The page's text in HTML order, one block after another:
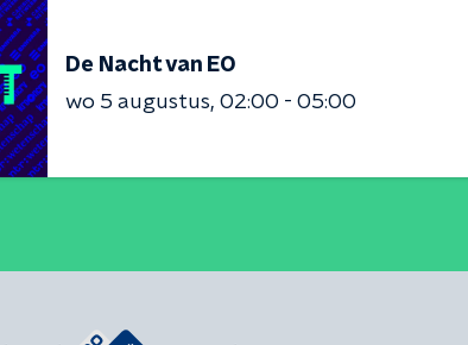
De Nacht van EO
wo 5 augustus 02:00 - 05:00